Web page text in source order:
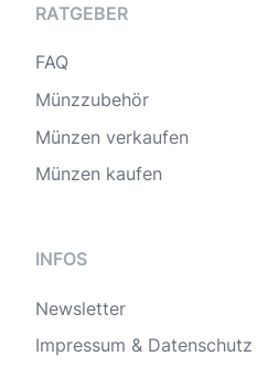
RATGEBER
FAQ
Münzzubehör
Münzen verkaufen
Münzen kaufen
INFOS
Newsletter
Impressum & Datenschutz